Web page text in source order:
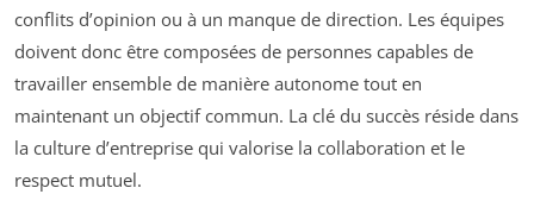
conflits d’opinion ou à un manque de direction. Les équipes
doivent donc être composées de personnes capables de
travailler ensemble de manière autonome tout en
maintenant un objectif commun. La clé du succès réside dans
la culture d’entreprise qui valorise la collaboration et le
respect mutuel.